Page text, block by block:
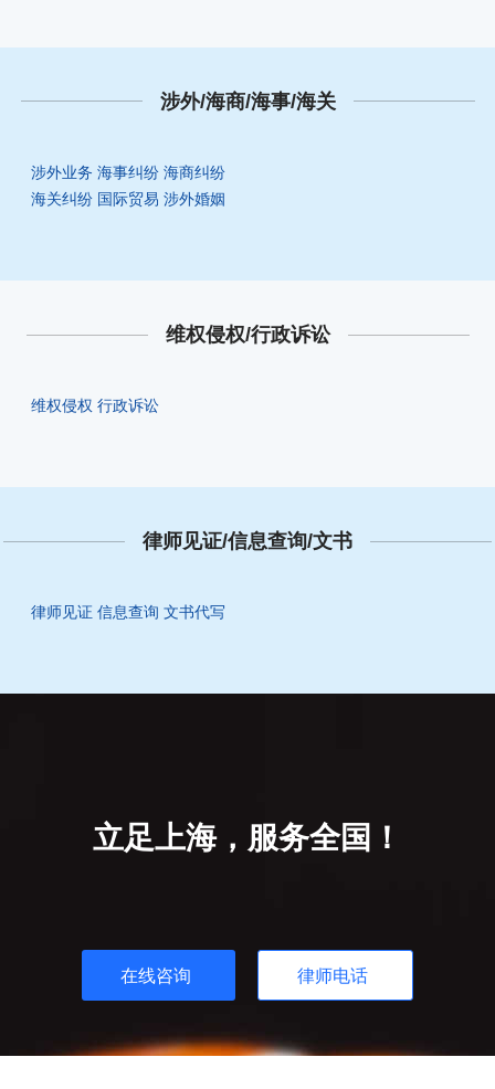
涉外/海商/海事/海关
涉外业务 海事纠纷 海商纠纷
海关纠纷 国际贸易 涉外婚姻
维权侵权/行政诉讼
维权侵权 行政诉讼
律师见证/信息查询/文书
律师见证 信息查询 文书代写
立足上海，服务全国！
在线咨询 律师电话